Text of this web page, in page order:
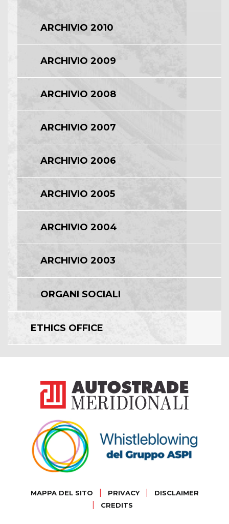
ARCHIVIO 2010
ARCHIVIO 2009
ARCHIVIO 2008
ARCHIVIO 2007
ARCHIVIO 2006
ARCHIVIO 2005
ARCHIVIO 2004
ARCHIVIO 2003
ORGANI SOCIALI
ETHICS OFFICE
MAPPA DEL SITO PRIVACY DISCLAIMER
CREDITS